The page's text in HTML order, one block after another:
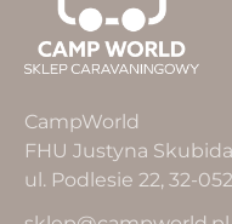
CampWorld
FHU Justyna Skubida
ul. Podlesie 22, 32-